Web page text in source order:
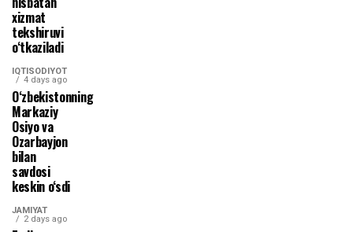
xizmat
tekshiruvi
o‘tkaziladi
IQTISODIYOT
4 days ago
O‘zbekistonning
Markaziy
Osiyo va
Ozarbayjon
bilan
savdosi
keskin o‘sdi
JAMIYAT
2 days ago